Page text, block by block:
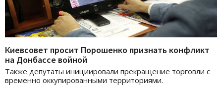
Киевсовет просит Порошенко признать конфликт
на Донбассе войной
Также депутаты инициировали прекращение торговли с
временно оккупированными территориями.